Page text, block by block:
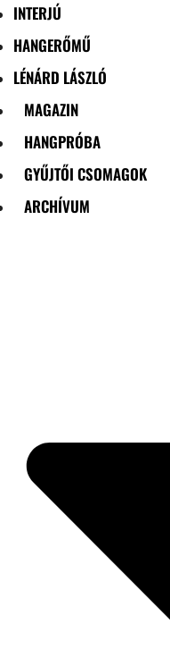
INTERJÚ
HANGERŐMŰ
LÉNÁRD LÁSZLÓ
MAGAZIN
HANGPRÓBA
GYŰJTŐI CSOMAGOK
ARCHÍVUM